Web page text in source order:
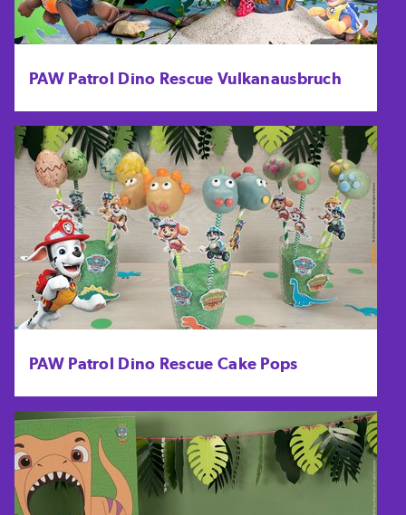
PAW Patrol Dino Rescue Vulkanausbruch
PAW Patrol Dino Rescue Cake Pops